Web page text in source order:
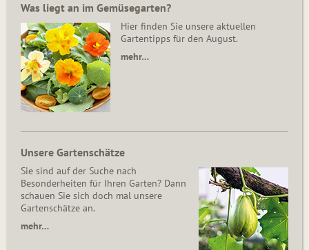
Was liegt an im Gemüsegarten?
Hier finden Sie unsere aktuellen
Gartentipps für den August.
mehr…
Unsere Gartenschätze
Sie sind auf der Suche nach
Besonderheiten für Ihren Garten? Dann
schauen Sie sich doch mal unsere
Gartenschätze an.
mehr…